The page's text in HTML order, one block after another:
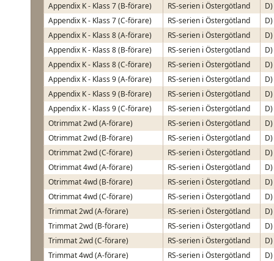
Appendix K - Klass 7 (B-förare)
RS-serien i Östergötland
Appendix K - Klass 7 (C-förare)
RS-serien i Östergötland
Appendix K - Klass 8 (A-förare)
RS-serien i Östergötland
Appendix K - Klass 8 (B-förare)
RS-serien i Östergötland
Appendix K - Klass 8 (C-förare)
RS-serien i Östergötland
Appendix K - Klass 9 (A-förare)
RS-serien i Östergötland
Appendix K - Klass 9 (B-förare)
RS-serien i Östergötland
Appendix K - Klass 9 (C-förare)
RS-serien i Östergötland
Otrimmat 2wd (A-förare)
RS-serien i Östergötland
Otrimmat 2wd (B-förare)
RS-serien i Östergötland
Otrimmat 2wd (C-förare)
RS-serien i Östergötland
Otrimmat 4wd (A-förare)
RS-serien i Östergötland
Otrimmat 4wd (B-förare)
RS-serien i Östergötland
Otrimmat 4wd (C-förare)
RS-serien i Östergötland
Trimmat 2wd (A-förare)
RS-serien i Östergötland
Trimmat 2wd (B-förare)
RS-serien i Östergötland
Trimmat 2wd (C-förare)
RS-serien i Östergötland
Trimmat 4wd (A-förare)
RS-serien i Östergötland